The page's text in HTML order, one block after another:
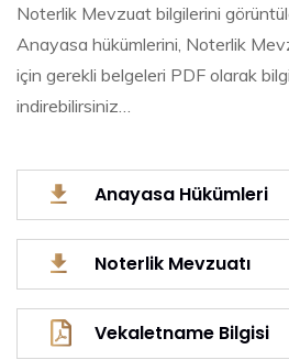
Noterlik Mevzuat bilgilerini
Anayasa hükümlerini, Noterlik
için gerekli belgeleri PDF olarak
indirebilirsiniz…
Anayasa Hükümleri
Noterlik Mevzuatı
Vekaletname Bilgisi